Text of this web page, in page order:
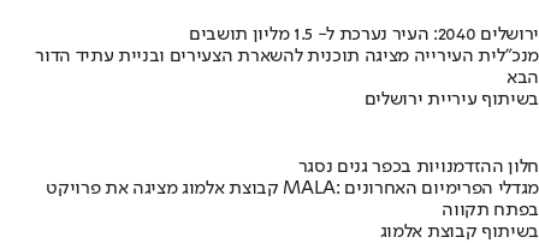
ירושלים 2040: העיר נערכת ל- 1.5 מליון תושבים
מנכ"לית העירייה מציגה תוכנית להשארת הצעירים ובניית עתיד הדור
הבא
בשיתוף עיריית ירושלים
חלון ההזדמנויות בכפר גנים נסגר
קבוצת אלמוג מציגה את פרויקט MALA: מגדלי הפרימיום האחרונים
בפתח תקווה
בשיתוף קבוצת אלמוג